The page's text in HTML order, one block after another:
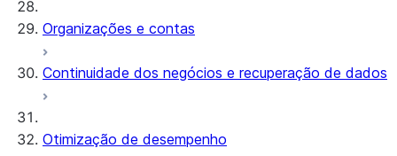
Organizações e contas
Continuidade dos negócios e recuperação de dados
Otimização de desempenho